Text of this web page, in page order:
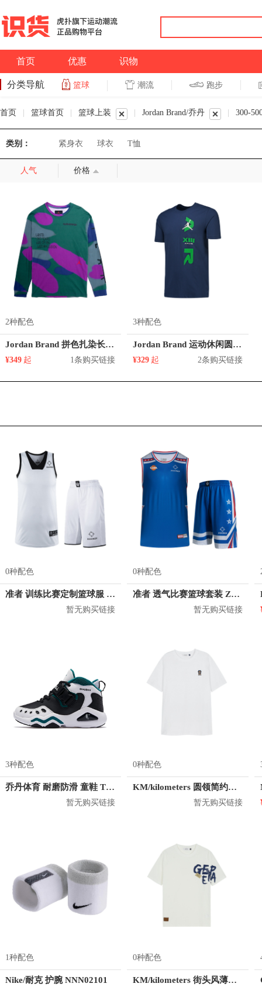
首页 优惠 识物
分类导航 篮球 潮流 跑步
首页 篮球首页 篮球上装 Jordan Brand/乔丹 300-
类别： 紧身衣 球衣 T恤
人气 价格
2种配色
Jordan Brand 拼色扎染长袖T恤 CT6196
¥349 起 1条购买链接
3种配色
Jordan Brand 运动休闲圆领短袖T恤 CW0796
¥329 起 2条购买链接
0种配色
准者 训练比赛定制篮球服 Z17110105
暂无购买链接
0种配色
准者 透气比赛篮球套装 Z118210177
暂无购买链接
3种配色
乔丹体育 耐磨防滑 童鞋 T5940106
暂无购买链接
0种配色
KM/kilometers 圆领简约短袖T恤 M2X2108073
暂无购买链接
1种配色
Nike/耐克 护腕 NNN02101
0种配色
KM/kilometers 街头风薄款印花短袖T恤 男女同款 M2X2108248